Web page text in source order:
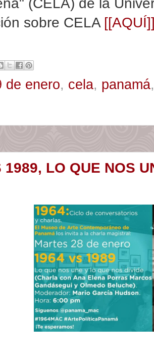
(CELA) de la
sobre CELA
de enero, cela, panamá
1989, LO QUE NOS